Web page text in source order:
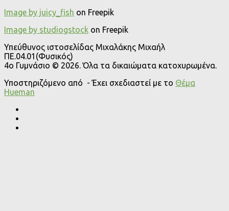
Image by juicy_fish on Freepik
Image by studiogstock on Freepik
Υπεύθυνος ιστοσελίδας Μιχαλάκης Μιχαήλ
ΠΕ.04.01(Φυσικός)
4o Γυμνάσιο © 2026. Όλα τα δικαιώματα κατοχυρωμένα.
Υποστηριζόμενο από - Έχει σχεδιαστεί με το Θέμα
Ηueman